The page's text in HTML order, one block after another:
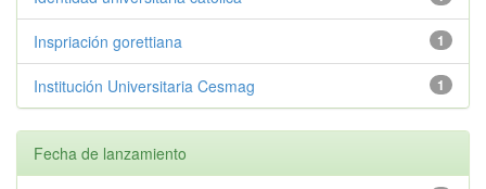
1
Inspriación gorettiana
1
Institución Universitaria Cesmag
Fecha de lanzamiento